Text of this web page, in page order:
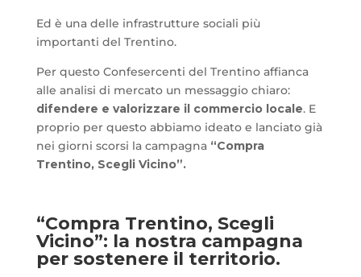
Ed è una delle infrastrutture sociali più
importanti del Trentino.
Per questo Confesercenti del Trentino affianca
alle analisi di mercato un messaggio chiaro:
difendere e valorizzare il commercio locale. E
proprio per questo abbiamo ideato e lanciato già
nei giorni scorsi la campagna “Compra
Trentino, Scegli Vicino”.
“Compra Trentino, Scegli
Vicino”: la nostra campagna
per sostenere il territorio.